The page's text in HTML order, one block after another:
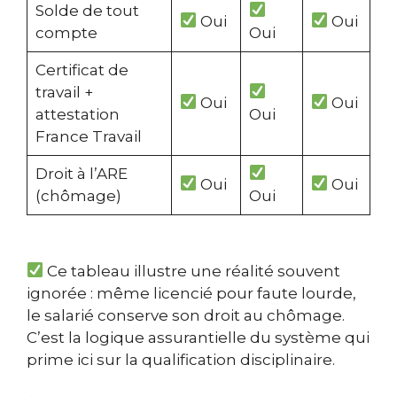
Solde de tout
compte
Oui
Oui
Oui
Certificat de
travail +
attestation
France Travail
Oui
Oui
Oui
Droit à l’ARE
(chômage)
Oui
Oui
Oui
Ce tableau illustre une réalité souvent
ignorée : même licencié pour faute lourde,
le salarié conserve son droit au chômage.
C’est la logique assurantielle du système qui
prime ici sur la qualification disciplinaire.